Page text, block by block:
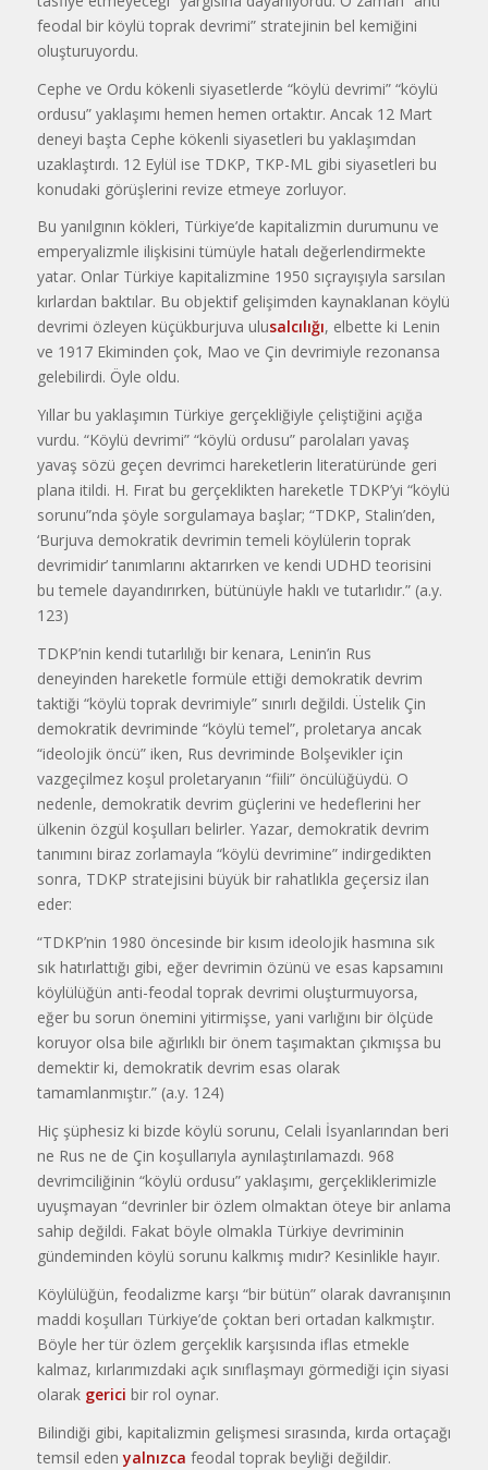
feodal bir köylü toprak devrimi” stratejinin bel kemiğini
oluşturuyordu.
Cephe ve Ordu kökenli siyasetlerde “köylü devrimi” “köylü
ordusu” yaklaşımı hemen hemen ortaktır. Ancak 12 Mart
deneyi başta Cephe kökenli siyasetleri bu yaklaşımdan
uzaklaştırdı. 12 Eylül ise TDKP, TKP-ML gibi siyasetleri bu
konudaki görüşlerini revize etmeye zorluyor.
Bu yanılgının kökleri, Türkiye’de kapitalizmin durumunu ve
emperyalizmle ilişkisini tümüyle hatalı değerlendirmekte
yatar. Onlar Türkiye kapitalizmine 1950 sıçrayışıyla sarsılan
kırlardan baktılar. Bu objektif gelişimden kaynaklanan köylü
devrimi özleyen küçükburjuva ulusalcılığı, elbette ki Lenin
ve 1917 Ekiminden çok, Mao ve Çin devrimiyle rezonansa
gelebilirdi. Öyle oldu.
Yıllar bu yaklaşımın Türkiye gerçekliğiyle çeliştiğini açığa
vurdu. “Köylü devrimi” “köylü ordusu” parolaları yavaş
yavaş sözü geçen devrimci hareketlerin literatüründe geri
plana itildi. H. Fırat bu gerçeklikten hareketle TDKP’yi “köylü
sorunu”nda şöyle sorgulamaya başlar; “TDKP, Stalin’den,
‘Burjuva demokratik devrimin temeli köylülerin toprak
devrimidir’ tanımlarını aktarırken ve kendi UDHD teorisini
bu temele dayandırırken, bütünüyle haklı ve tutarlıdır.” (a.y.
123)
TDKP’nin kendi tutarlılığı bir kenara, Lenin’in Rus
deneyinden hareketle formüle ettiği demokratik devrim
taktiği “köylü toprak devrimiyle” sınırlı değildi. Üstelik Çin
demokratik devriminde “köylü temel”, proletarya ancak
“ideolojik öncü” iken, Rus devriminde Bolşevikler için
vazgeçilmez koşul proletaryanın “fiili” öncülüğüydü. O
nedenle, demokratik devrim güçlerini ve hedeflerini her
ülkenin özgül koşulları belirler. Yazar, demokratik devrim
tanımını biraz zorlamayla “köylü devrimine” indirgedikten
sonra, TDKP stratejisini büyük bir rahatlıkla geçersiz ilan
eder:
“TDKP’nin 1980 öncesinde bir kısım ideolojik hasmına sık
sık hatırlattığı gibi, eğer devrimin özünü ve esas kapsamını
köylülüğün anti-feodal toprak devrimi oluşturmuyorsa,
eğer bu sorun önemini yitirmişse, yani varlığını bir ölçüde
koruyor olsa bile ağırlıklı bir önem taşımaktan çıkmışsa bu
demektir ki, demokratik devrim esas olarak
tamamlanmıştır.” (a.y. 124)
Hiç şüphesiz ki bizde köylü sorunu, Celali İsyanlarından beri
ne Rus ne de Çin koşullarıyla aynılaştırılamazdı. 968
devrimciliğinin “köylü ordusu” yaklaşımı, gerçekliklerimizle
uyuşmayan “devrinler bir özlem olmaktan öteye bir anlama
sahip değildi. Fakat böyle olmakla Türkiye devriminin
gündeminden köylü sorunu kalkmış mıdır? Kesinlikle hayır.
Köylülüğün, feodalizme karşı “bir bütün” olarak davranışının
maddi koşulları Türkiye’de çoktan beri ortadan kalkmıştır.
Böyle her tür özlem gerçeklik karşısında iflas etmekle
kalmaz, kırlarımızdaki açık sınıflaşmayı görmediği için siyasi
olarak gerici bir rol oynar.
Bilindiği gibi, kapitalizmin gelişmesi sırasında, kırda ortaçağı
temsil edenyalnızca feodal toprak beyliği değildir.